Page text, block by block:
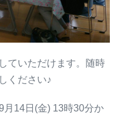
ていただけます。随時
ください♪
14日(金) 13時30分か